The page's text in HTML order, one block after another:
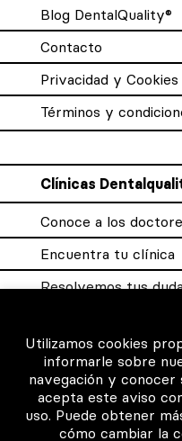
Blog DentalQuality®
Contacto
Privacidad y Cookies
Términos y
Clínicas
Conoce a los
Encuentra tu clínica
Resolvemos tus
Para los
Consigue tu
Utilizamos cookies
informarle sobre
navegación y conocer
acepta este aviso
uso. Puede obtener
cómo cambiar la